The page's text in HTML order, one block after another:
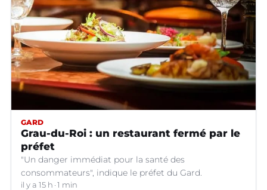
GARD
Grau-du-Roi : un restaurant fermé par le
préfet
"Un danger immédiat pour la santé des
consommateurs", indique le préfet du Gard.
il y a 15 h 1 min